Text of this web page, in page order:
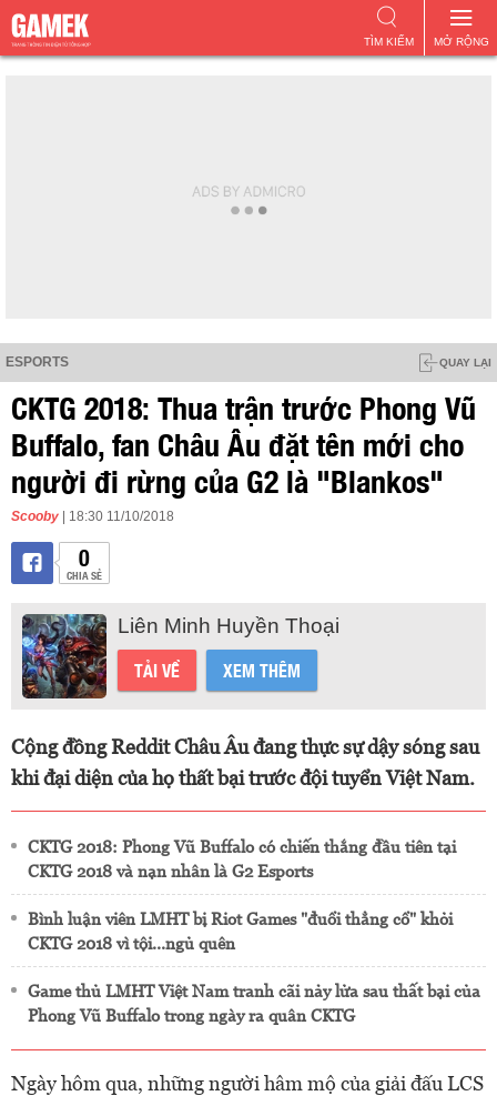
MỞ RỘNG
TÌM KIẾM
ESPORTS QUAY LẠI
CKTG 2018: Thua trận trước Phong Vũ
Buffalo, fan Châu Âu đặt tên mới cho
người đi rừng của G2 là "Blankos"
Scooby | 18:30 11/10/2018
0
CHIA SẺ
Liên Minh Huyền Thoại
TẢI VỀ XEM THÊM
Cộng đồng Reddit Châu Âu đang thực sự dậy sóng sau
khi đại diện của họ thất bại trước đội tuyển Việt Nam.
CKTG 2018: Phong Vũ Buffalo có chiến thắng đầu tiên tại
CKTG 2018 và nạn nhân là G2 Esports
Bình luận viên LMHT bị Riot Games "đuổi thẳng cổ" khỏi
CKTG 2018 vì tội...ngủ quên
Game thủ LMHT Việt Nam tranh cãi nảy lửa sau thất bại của
Phong Vũ Buffalo trong ngày ra quân CKTG
Ngày hôm qua, những người hâm mộ của giải đấu LCS